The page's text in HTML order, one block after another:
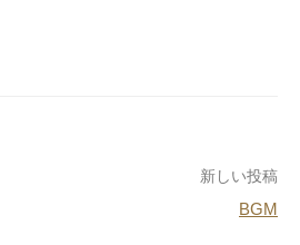
新しい投稿
BGM